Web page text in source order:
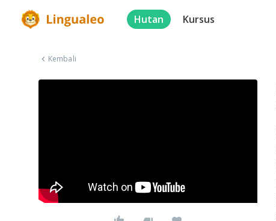
Hutan Kursus
Kembali